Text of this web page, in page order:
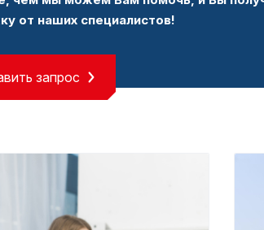
от наших специалистов!
запрос